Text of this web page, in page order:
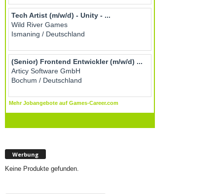
Werbung
Keine Produkte gefunden.